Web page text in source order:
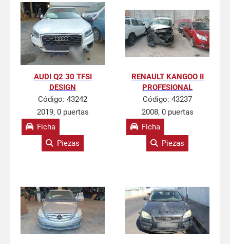
AUDI Q2 30 TFSI
DESIGN
Código: 43242
2019, 0 puertas
Ficha
Piezas
RENAULT KANGOO II
PROFESIONAL
Código: 43237
2008, 0 puertas
Ficha
Piezas